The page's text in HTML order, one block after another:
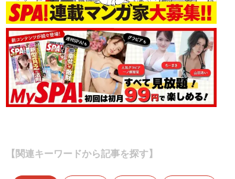
【関連キーワードから記事を探す】